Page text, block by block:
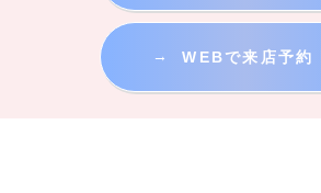
→ WEBで来店予約